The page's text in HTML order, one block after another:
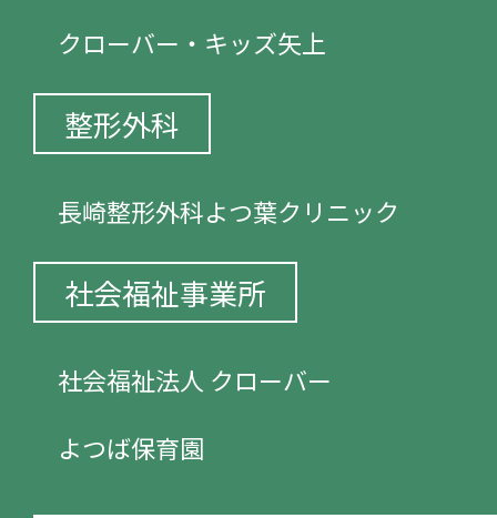
クローバー・キッズ矢上
整形外科
長崎整形外科よつ葉クリニック
社会福祉事業所
社会福祉法人 クローバー
よつば保育園